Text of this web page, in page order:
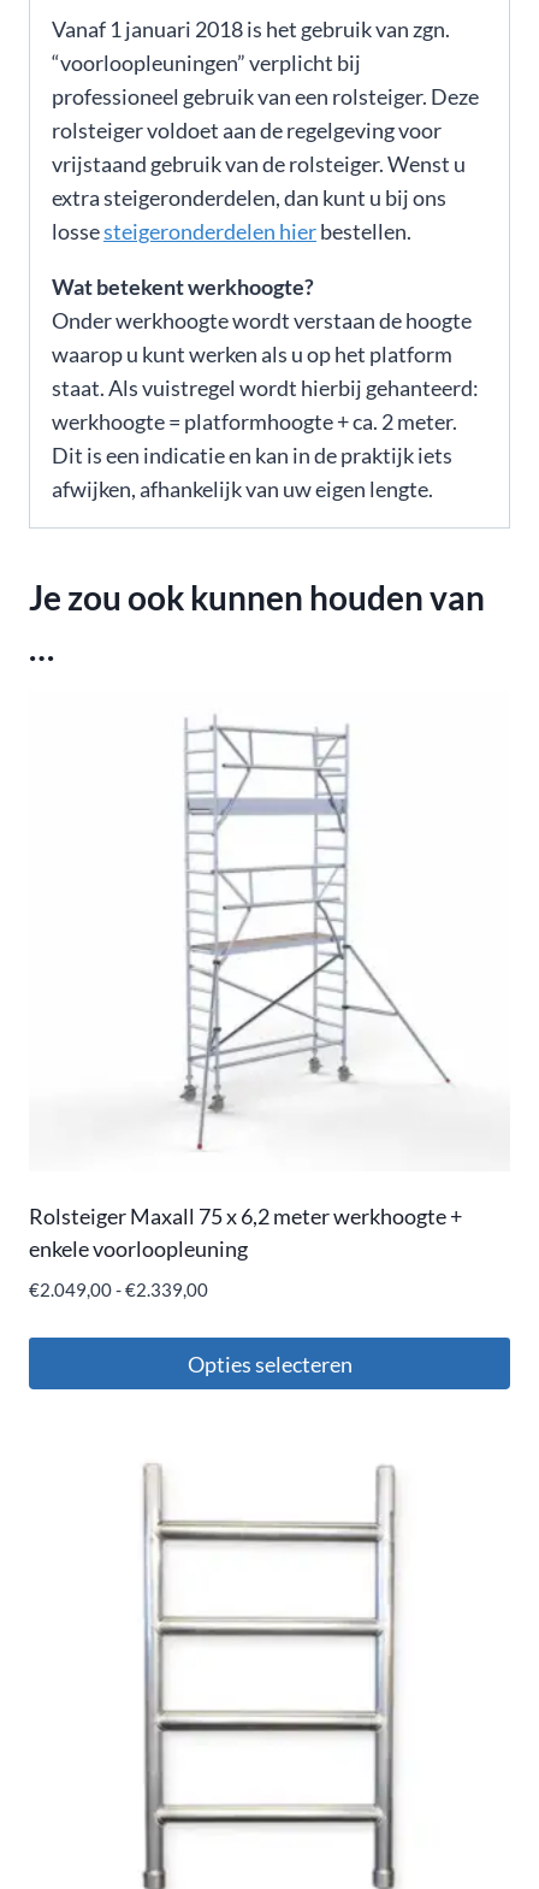
Vanaf 1 januari 2018 is het gebruik van zgn.
“voorloopleuningen” verplicht bij
professioneel gebruik van een rolsteiger. Deze
rolsteiger voldoet aan de regelgeving voor
vrijstaand gebruik van de rolsteiger. Wenst u
extra steigeronderdelen, dan kunt u bij ons
lossesteigeronderdelen hierbestellen.
Wat betekent werkhoogte?
Onder werkhoogte wordt verstaan de hoogte
waarop u kunt werken als u op het platform
staat. Als vuistregel wordt hierbij gehanteerd:
werkhoogte = platformhoogte + ca. 2 meter.
Dit is een indicatie en kan in de praktijk iets
afwijken, afhankelijk van uw eigen lengte.
Je zou ook kunnen houden van
…
Rolsteiger Maxall 75 x 6,2 meter werkhoogte +
enkele voorloopleuning
€2.049,00-€2.339,00
Opties selecteren